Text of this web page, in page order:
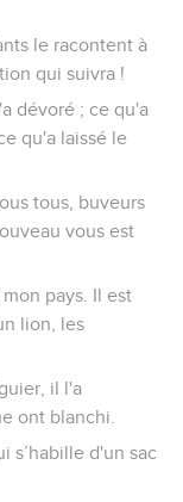
le racontent à
qui suivra !
dévoré ; ce qu'a
qu'a laissé le
tous, buveurs
vous est
pays. Il est
lion, les
il l'a
ont blanchi.
s’habille d'un sac